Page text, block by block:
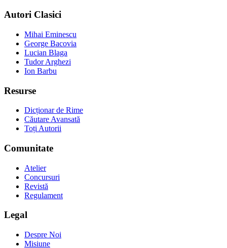
Autori Clasici
Mihai Eminescu
George Bacovia
Lucian Blaga
Tudor Arghezi
Ion Barbu
Resurse
Dicționar de Rime
Căutare Avansată
Toți Autorii
Comunitate
Atelier
Concursuri
Revistă
Regulament
Legal
Despre Noi
Misiune